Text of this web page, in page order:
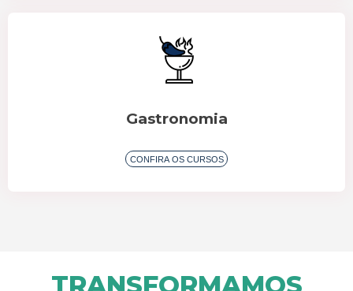
Gastronomia